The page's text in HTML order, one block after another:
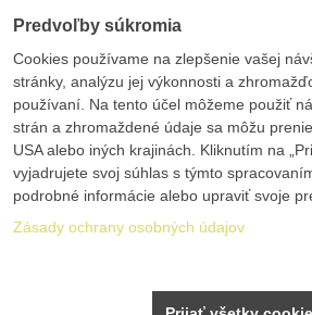
Predvoľby súkromia
Cookies používame na zlepšenie vašej
stránky, analýzu jej výkonnosti a
používaní. Na tento účel môžeme použiť
strán a zhromaždené údaje sa môžu
USA alebo iných krajinách. Kliknutím na
vyjadrujete svoj súhlas s týmto
podrobné informácie alebo upraviť svoje
Zásady ochrany osobných údajov